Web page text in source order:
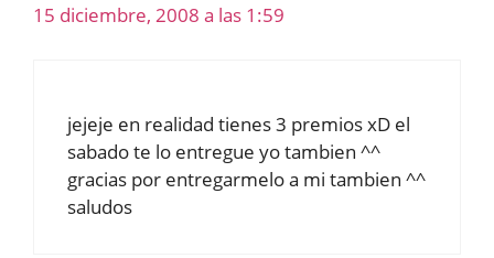
15 diciembre, 2008 a las 1:59
jejeje en realidad tienes 3 premios xD el
sabado te lo entregue yo tambien ^^
gracias por entregarmelo a mi tambien ^^
saludos